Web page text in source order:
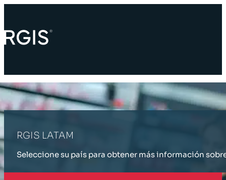
RGIS LATAM
Seleccione su país para obtener más información